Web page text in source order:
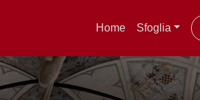
Home Sfoglia